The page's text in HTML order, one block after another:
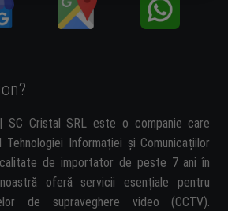
SC Cristal SRL este o companie care
Tehnologiei Informației și Comunicațiilor
de importator de peste 7 ani în
noastră oferă servicii esențiale pentru
de supraveghere video (CCTV).